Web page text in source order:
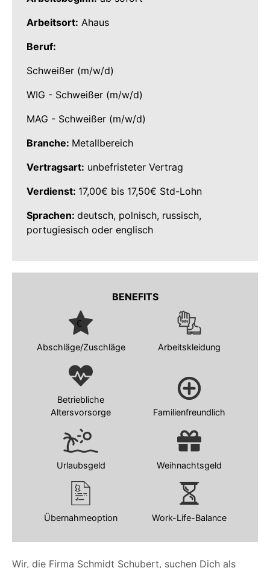
Wir, die Firma Schmidt Schubert, suchen Dich als
Arbeitsort: Ahaus
Beruf:
Schweißer (m/w/d)
WIG - Schweißer (m/w/d)
MAG - Schweißer (m/w/d)
Branche: Metallbereich
Vertragsart: unbefristeter Vertrag
Verdienst: 17,00€ bis 17,50€ Std-Lohn
Sprachen: deutsch, polnisch, russisch,
portugiesisch oder englisch
BENEFITS
Abschläge/Zuschläge Arbeitskleidung
Betriebliche
Altersvorsorge
Familienfreundlich
Urlaubsgeld Weihnachtsgeld
Übernahmeoption Work-Life-Balance